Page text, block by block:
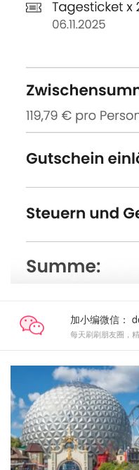
加小编微信：
每天刷刷朋友圈，